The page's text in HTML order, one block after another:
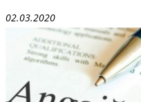
02.03.2020